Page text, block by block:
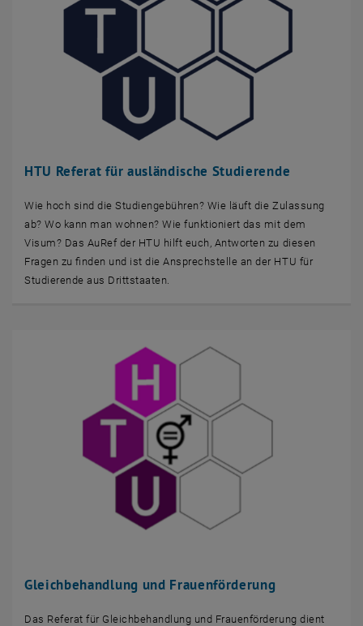
HTU Referat für ausländische Studierende
Wie hoch sind die Studiengebühren? Wie läuft die Zulassung
ab? Wo kann man wohnen? Wie funktioniert das mit dem
Visum? Das AuRef der HTU hilft euch, Antworten zu diesen
Fragen zu finden und ist die Ansprechstelle an der HTU für
Studierende aus Drittstaaten.
Gleichbehandlung und Frauenförderung
Das Referat für Gleichbehandlung und Frauenförderung dient